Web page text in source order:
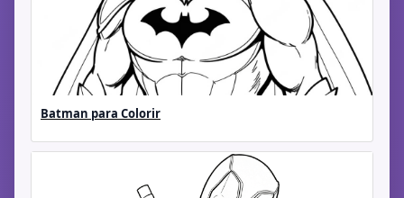
Batman para Colorir